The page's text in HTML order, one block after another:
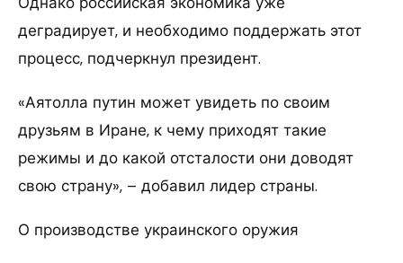
деградирует, и необходимо поддержать этот
процесс, подчеркнул президент.
«Аятолла путин может увидеть по своим
друзьям в Иране, к чему приходят такие
режимы и до какой отсталости они доводят
свою страну», – добавил лидер страны.
О производстве украинского оружия